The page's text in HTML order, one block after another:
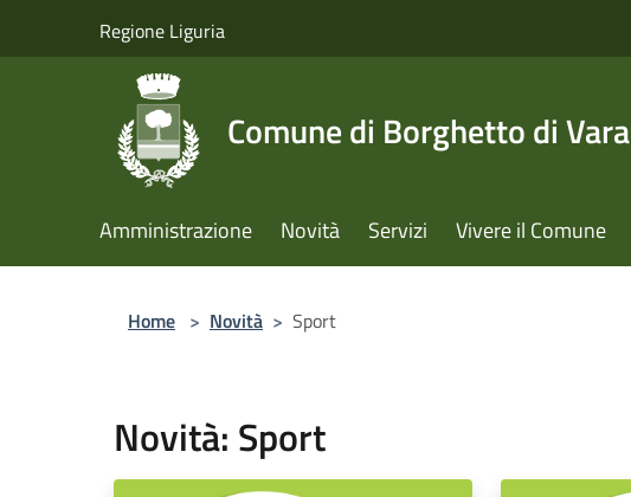
Regione Liguria
Comune di Borghetto di Vara
Amministrazione Novità Servizi Vivere il Comune
Home > Novità > Sport
Novità: Sport